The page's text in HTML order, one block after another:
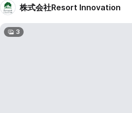
株式会社Resort Innovation
3